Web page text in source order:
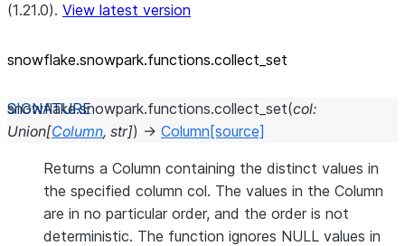
(1.21.0). View latest version
snowflake.snowpark.functions.collect_ set
snowflake.snowpark.functions.collect_set(col:
Union[Column, str]) → Column [source]
Returns a Column containing the distinct values in
the specified column col. The values in the Column
are in no particular order, and the order is not
deterministic. The function ignores NULL values in